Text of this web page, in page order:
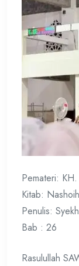
Pemateri:
Kitab:
Penulis:
Bab : 26
Rasulullah